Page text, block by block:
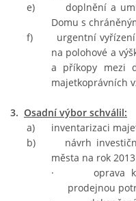
© 2026 eStránky.cz |
e)
doplnění a
Domu s
f)
urgentní
na polohové a
a příkopy mezi
majetkoprávních
3. Osadní výbor schválil:
a) inventarizaci
b) návrh
města na rok
·
oprava
prodejnou